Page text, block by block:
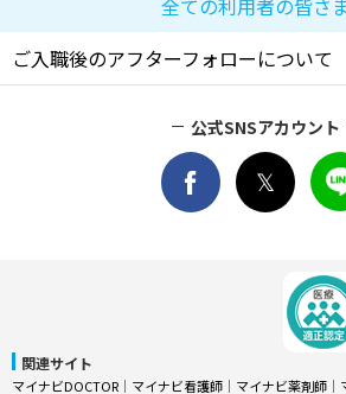
ご入職後のアフターフォローについて
公式SNSアカウント
関連サイト
マイナビDOCTOR │ マイナビ看護師 │ マイナビ薬剤師 │